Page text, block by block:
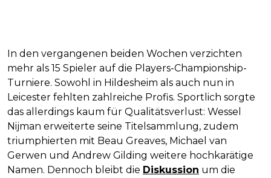
In den vergangenen beiden Wochen verzichten
mehr als 15 Spieler auf die Players-Championship-
Turniere. Sowohl in Hildesheim als auch nun in
Leicester fehlten zahlreiche Profis. Sportlich sorgte
das allerdings kaum für Qualitätsverlust: Wessel
Nijman erweiterte seine Titelsammlung, zudem
triumphierten mit Beau Greaves, Michael van
Gerwen und Andrew Gilding weitere hochkarätige
Namen. Dennoch bleibt die Diskussion um die